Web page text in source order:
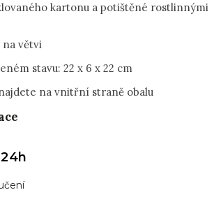
kartonu a potištěné rostlinnými
na větvi
stavu: 22 x 6 x 22 cm
na vnitřní straně obalu